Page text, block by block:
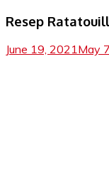
Resep
June 19, 2021May